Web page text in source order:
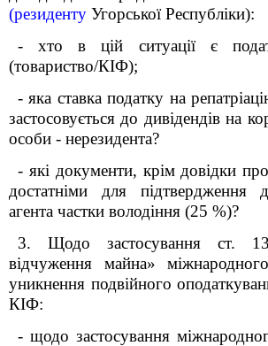
(резиденту Угорської Республіки):
- хто в цій ситуації є
(товариство/КІФ);
- яка ставка податку на
застосовується до дивідендів на
особи - нерезидента?
- які документи, крім довідки
достатніми для підтвердження
агента частки володіння (25 %)?
3. Щодо застосування ст.
відчуження майна»
уникнення подвійного
КІФ:
- щодо застосування